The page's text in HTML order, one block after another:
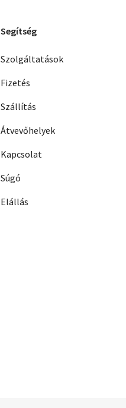
Segítség
Szolgáltatások
Fizetés
Szállítás
Átvevőhelyek
Kapcsolat
Súgó
Elállás